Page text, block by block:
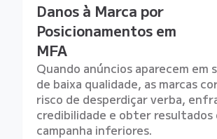
Danos à Marca por
Posicionamentos em
MFA
Quando anúncios aparecem em
de baixa qualidade, as marcas
risco de desperdiçar verba,
credibilidade e obter resultados
campanha inferiores.